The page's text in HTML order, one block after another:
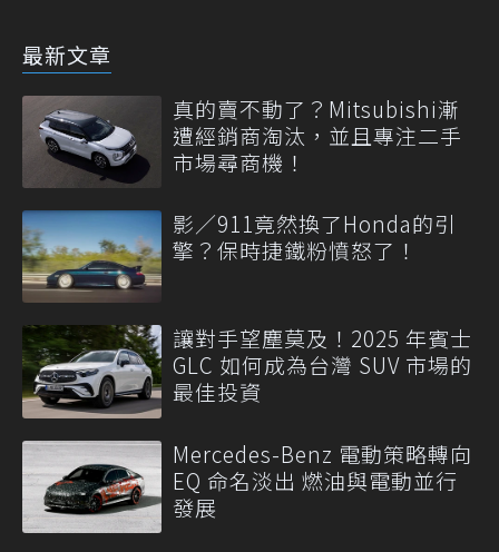
最新文章
真的賣不動了？Mitsubishi漸
遭經銷商淘汰，並且專注二手
市場尋商機！
影／911竟然換了Honda的引
擎？保時捷鐵粉憤怒了！
讓對手望塵莫及！2025 年賓士
GLC 如何成為台灣 SUV 市場的
最佳投資
Mercedes-Benz 電動策略轉向
EQ 命名淡出 燃油與電動並行
發展